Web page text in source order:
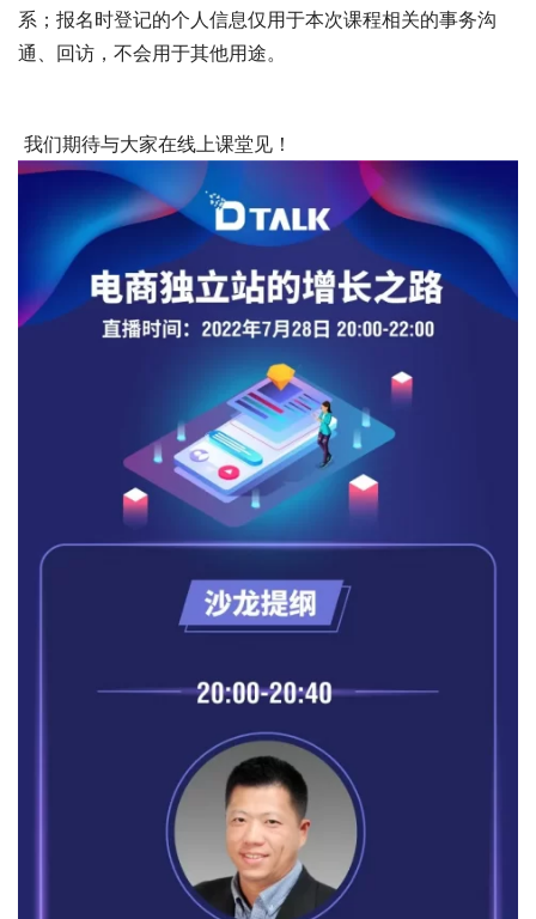
系；报名时登记的个人信息仅用于本次课程相关的事务沟
通、回访，不会用于其他用途。
我们期待与大家在线上课堂见！